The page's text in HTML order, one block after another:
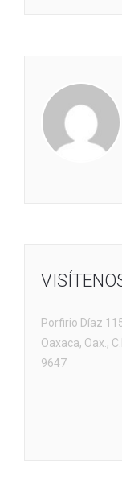
Porfirio Díaz
Oaxaca, Oax.,
9647